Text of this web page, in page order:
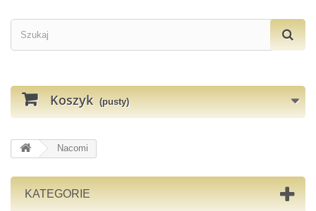
Koszyk (pusty)
Nacomi
KATEGORIE